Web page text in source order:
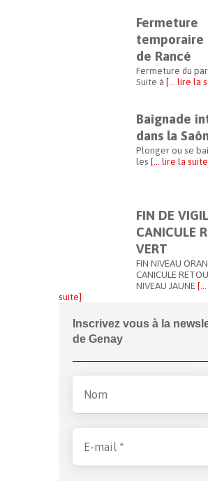
Fermeture
temporaire
de Rancé
Fermeture du
Suite à[… lire la
Baignade
dans la
Plonger ou se
les[… lire la
FIN DE
CANICULE
VERT
FIN NIVEAU
CANICULE
NIVEAU JAUNE […
suite]
Inscrivez vous à la
de Genay